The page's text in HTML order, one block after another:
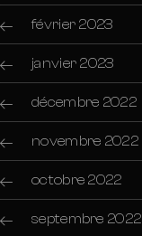
février 2023
janvier 2023
décembre 2022
novembre 2022
octobre 2022
septembre 2022